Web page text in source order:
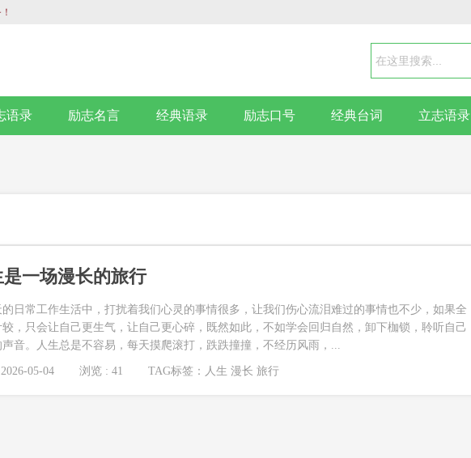
语录 励志名言 经典语录 励志口号 经典台词 立志语录
是一场漫长的旅行
日常工作生活中，打扰着我们心灵的事情很多，让我们伤心流泪难过的事情也不少，如果全
，只会让自己更生气，让自己更心碎，既然如此，不如学会回归自然，卸下枷锁，聆听自己
声音。人生总是不容易，每天摸爬滚打，跌跌撞撞，不经历风雨，...
05-04 浏览 : 41 TAG标签： 人生 漫长 旅行